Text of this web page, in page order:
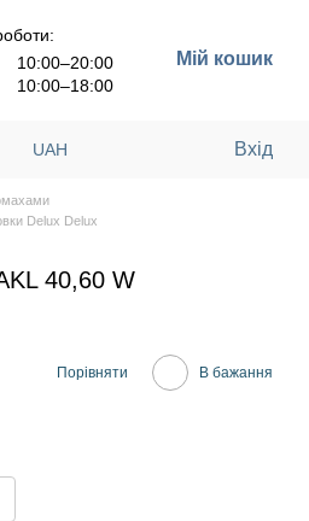
10:00–20:00
10:00–18:00
Мій кошик
UAH Вхід
Delux Delux
40,60 W
Порівняти В бажання